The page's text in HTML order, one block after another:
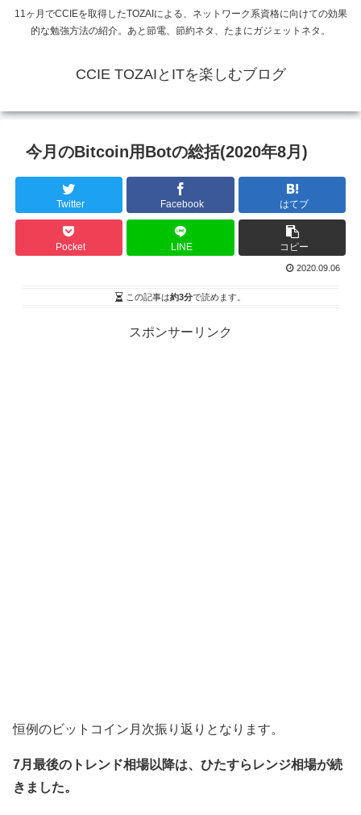
11ヶ月でCCIEを取得したTOZAIによる、ネットワーク系資格に向けての効果
的な勉強方法の紹介。あと節電、節約ネタ、たまにガジェットネタ。
CCIE TOZAIとITを楽しむブログ
今月のBitcoin用Botの総括(2020年8月)
Twitter Facebook はてブ
Pocket LINE コピー
2020.09.06
この記事は約3分で読めます。
スポンサーリンク
恒例のビットコイン月次振り返りとなります。
7月最後のトレンド相場以降は、ひたすらレンジ相場が続
きました。